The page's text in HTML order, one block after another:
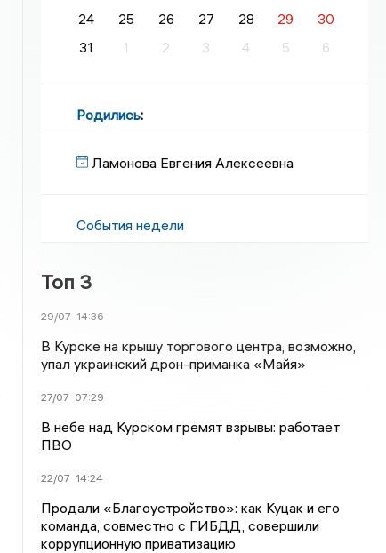
24
25 26 27 28 29
30
31
1 2 3 4 5 6
Родились:
Ламонова Евгения Алексеевна
События недели
Топ 3
29/07 14:36
В Курске на крышу торгового центра, возможно,
упал украинский дрон-приманка «Майя»
27/07 07:29
В небе над Курском гремят взрывы: работает
ПВО
22/07 14:24
Продали «Благоустройство»: как Куцак и его
команда, совместно с ГИБДД, совершили
коррупционную приватизацию